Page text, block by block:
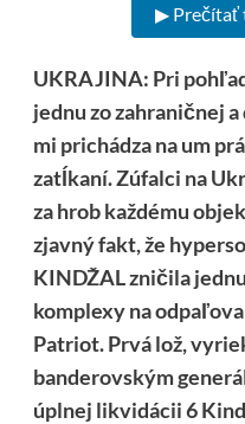
▶ Prečítať
UKRAJINA: Pri
jednu zo zahraničnej
mi prichádza na um
zatĺkaní. Zúfalci na
za hrob každému
zjavný fakt, že
KINDŽAL zničila
komplexy na
Patriot. Prvá lož,
banderovským
úplnej likvidácii 6